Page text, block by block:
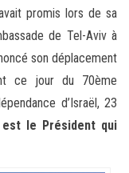
promis lors de sa
de Tel-Aviv à
son déplacement
ce jour du 70ème
d’Israël, 23
est le Président qui